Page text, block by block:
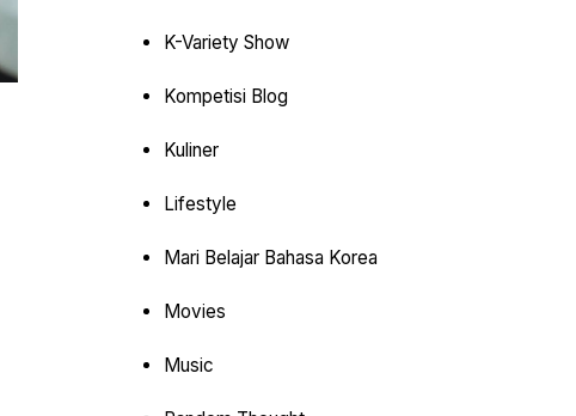
K-Variety Show
Kompetisi Blog
Kuliner
Lifestyle
Mari Belajar Bahasa Korea
Movies
Music